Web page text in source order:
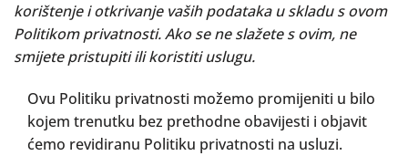
korištenje i otkrivanje vaših podataka u skladu s ovom
Politikom privatnosti. Ako se ne slažete s ovim, ne
smijete pristupiti ili koristiti uslugu.
Ovu Politiku privatnosti možemo promijeniti u bilo
kojem trenutku bez prethodne obavijesti i objavit
ćemo revidiranu Politiku privatnosti na usluzi.